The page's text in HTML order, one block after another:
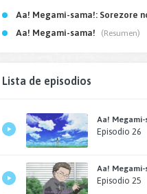
Aa! Megami-sama!: Sorezore
Aa! Megami-sama! (Resumen)
Lista de episodios
Aa! Megami-
Episodio 26
Aa! Megami-
Episodio 25